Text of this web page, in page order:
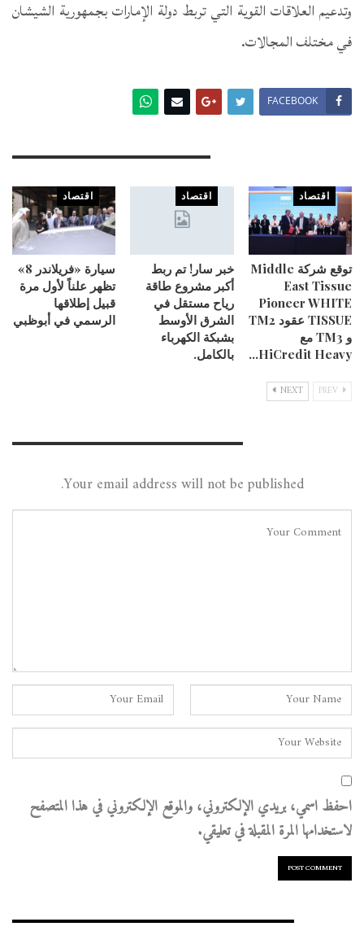
وتدعيم العلاقات القوية التي تربط دولة الإمارات بجمهورية الشيشان
في مختلف المجالات.
FACEBOOK
اقتصاد
توقع شركة Middle
East Tissue
Pioneer WHITE
TISSUE عقود TM2
و TM3 مع
HiCredit Heavy…
اقتصاد
خبر سار! تم ربط
أكبر مشروع طاقة
رياح مستقل في
الشرق الأوسط
بشبكة الكهرباء
بالكامل.
اقتصاد
سيارة «فريلاندر 8»
تظهر علناً لأول مرة
قبيل إطلاقها
الرسمي في أبوظبي
NEXT
Your email address will not be published.
احفظ اسمي، بريدي الإلكتروني، والموقع الإلكتروني في هذا المتصفح
لاستخدامها المرة المقبلة في تعليقي.